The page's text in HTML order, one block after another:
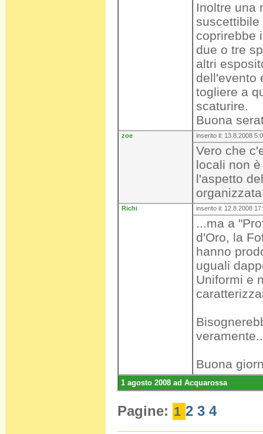
Inoltre una
suscettibile
coprirebbe
due o tre
altri
dell'evento
togliere a
scaturire.
Buona
zoe inserito il: 13.8.2008
Vero che
locali non
l'aspetto
Richi inserito il: 12.8.2008
...ma a
d'Oro, la
hanno
uguali
Uniformi e
Buona
1 agosto 2008 ad Acquarossa
Pagine: 1 2 3 4